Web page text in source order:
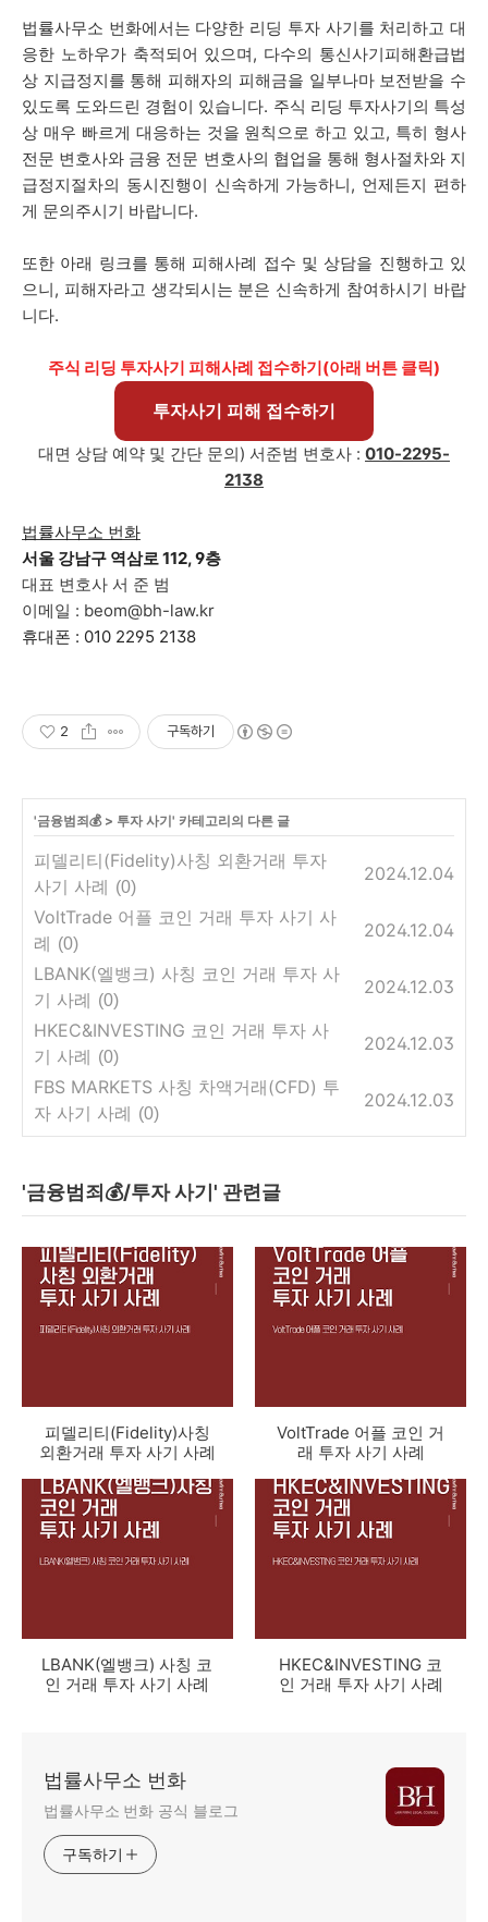
법률사무소 번화에서는 다양한 리딩 투자 사기를 처리하고 대
응한 노하우가 축적되어 있으며, 다수의 통신사기피해환급법
상 지급정지를 통해 피해자의 피해금을 일부나마 보전받을 수
있도록 도와드린 경험이 있습니다. 주식 리딩 투자사기의 특성
상 매우 빠르게 대응하는 것을 원칙으로 하고 있고, 특히 형사
전문 변호사와 금융 전문 변호사의 협업을 통해 형사절차와 지
급정지절차의 동시진행이 신속하게 가능하니, 언제든지 편하
게 문의주시기 바랍니다.
또한 아래 링크를 통해 피해사례 접수 및 상담을 진행하고 있
으니, 피해자라고 생각되시는 분은 신속하게 참여하시기 바랍
니다.
주식 리딩 투자사기 피해사례 접수하기(아래 버튼 클릭)
투자사기 피해 접수하기
대면 상담 예약 및 간단 문의) 서준범 변호사 : 010-2295-
2138
법률사무소 번화
서울 강남구 역삼로 112, 9층
대표 변호사 서 준 범
이메일 : beom@bh-law.kr
휴대폰 : 010 2295 2138
2 구독하기
'금융범죄💰> 투자 사기' 카테고리의 다른 글
피델리티(Fidelity)사칭 외환거래 투자
사기 사례 (0)
2024.12.04
VoltTrade 어플 코인 거래 투자 사기 사
례 (0)
2024.12.04
LBANK(엘뱅크) 사칭 코인 거래 투자 사
기 사례 (0)
2024.12.03
HKEC&INVESTING 코인 거래 투자 사
기 사례 (0)
2024.12.03
FBS MARKETS 사칭 차액거래(CFD) 투
자 사기 사례 (0)
2024.12.03
'금융범죄💰/투자 사기' 관련글
피델리티(Fidelity)사칭
외환거래 투자 사기 사례
VoltTrade 어플 코인 거
래 투자 사기 사례
LBANK(엘뱅크) 사칭 코
인 거래 투자 사기 사례
HKEC&INVESTING 코
인 거래 투자 사기 사례
법률사무소 번화
법률사무소 번화 공식 블로그
구독하기